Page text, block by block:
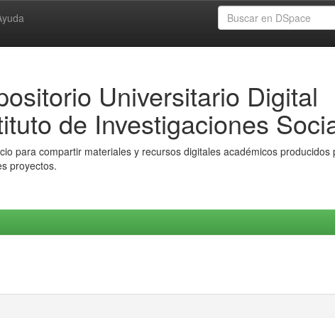
Universitario Digital
de Investigaciones
para compartir materiales y recursos digitales académicos
proyectos.